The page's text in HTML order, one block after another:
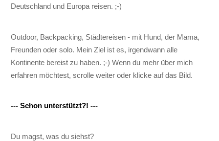
Deutschland und Europa reisen. ;-)
Outdoor, Backpacking, Städtereisen - mit Hund, der Mama,
Freunden oder solo. Mein Ziel ist es, irgendwann alle
Kontinente bereist zu haben. ;-) Wenn du mehr über mich
erfahren möchtest, scrolle weiter oder klicke auf das Bild.
--- Schon unterstützt?! ---
Du magst, was du siehst?